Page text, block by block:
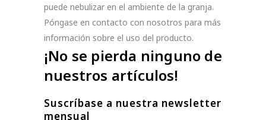
puede nebulizar en el ambiente de la granja.
Póngase en contacto con nosotros para más
información sobre el uso del producto.
¡No se pierda ninguno de
nuestros artículos!
Suscríbase a nuestra newsletter
mensual